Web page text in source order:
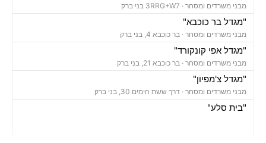
מבני משרדים ומסחר ·
"מגדל בר כוכבא"
מבני משרדים ומסחר · בר כוכבא 4, בני ברק
"מגדל אפי קונקורד"
מבני משרדים ומסחר · בר כוכבא 21, בני ברק
"מגדל צ'מפיון"
מבני משרדים ומסחר · דרך ששת הימים 30, בני ברק
"בית סלע"